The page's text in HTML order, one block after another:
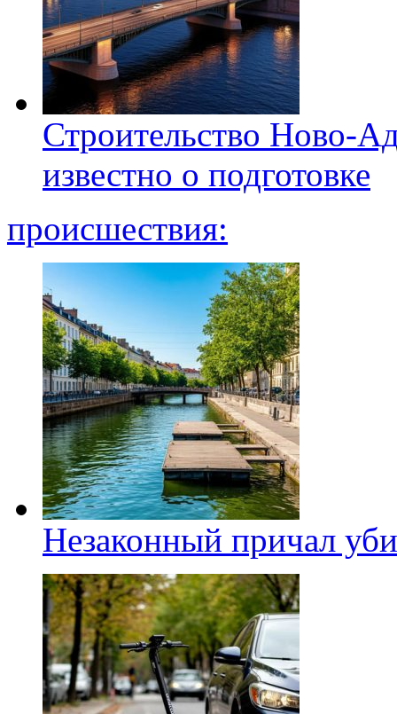
Строительство Ново-
известно о подготовке
происшествия:
Незаконный причал